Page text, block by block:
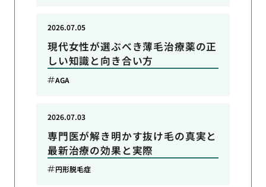
現代女性が選ぶべき薄毛治療薬の正
しい知識と向き合い方
2026.07.05
AGA
専門医が解き明かす抜け毛の真実と
最新治療の効果と実際
2026.07.03
円形脱毛症